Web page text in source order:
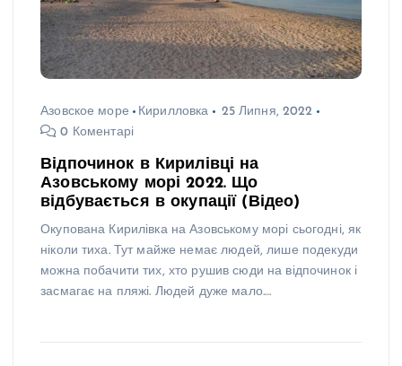
Азовское море Кирилловка
25 Липня, 2022
0 Коментарі
Відпочинок в Кирилівці на
Азовському морі 2022. Що
відбувається в окупації (Відео)
Окупована Кирилівка на Азовському морі сьогодні, як
ніколи тиха. Тут майже немає людей, лише подекуди
можна побачити тих, хто рушив сюди на відпочинок і
засмагає на пляжі. Людей дуже мало.…